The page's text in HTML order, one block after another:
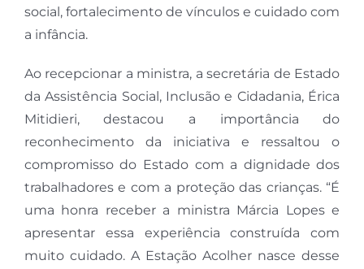
social, fortalecimento de vínculos e cuidado com
a infância.
Ao recepcionar a ministra, a secretária de Estado
da Assistência Social, Inclusão e Cidadania, Érica
Mitidieri, destacou a importância do
reconhecimento da iniciativa e ressaltou o
compromisso do Estado com a dignidade dos
trabalhadores e com a proteção das crianças. “É
uma honra receber a ministra Márcia Lopes e
apresentar essa experiência construída com
muito cuidado. A Estação Acolher nasce desse